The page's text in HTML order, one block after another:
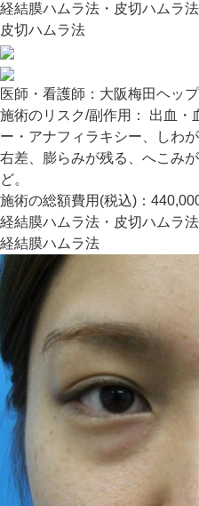
経結膜ハムラ法・皮切ハムラ法
皮切ハムラ法
医師・看護師： 大阪梅田ヘッ
施術のリスク/副作用：
出血・
ー・アナフィラキシー、しわ
右差、膨らみが残る、へこみ
ど。
施術の総額費用(税込)：
経結膜ハムラ法・皮切ハムラ法
経結膜ハムラ法